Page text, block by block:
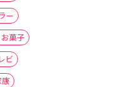
ー
お菓子
ビ